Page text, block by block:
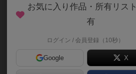
ログインするとハーベスト・バレーに関する
込みが出来るようになります。ルールの疑問
は判断し辛い曖昧な表記等について会員同士
ログイン/無料会
お気に入り作品・所有リス
有
ログイン / 会員登録（10秒）
Google X